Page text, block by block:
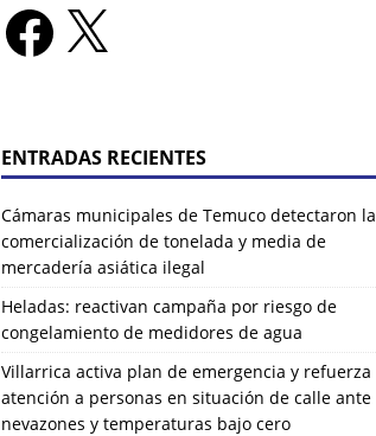
ENTRADAS RECIENTES
Cámaras municipales de Temuco detectaron la
comercialización de tonelada y media de
mercadería asiática ilegal
Heladas: reactivan campaña por riesgo de
congelamiento de medidores de agua
Villarrica activa plan de emergencia y refuerza
atención a personas en situación de calle ante
nevazones y temperaturas bajo cero